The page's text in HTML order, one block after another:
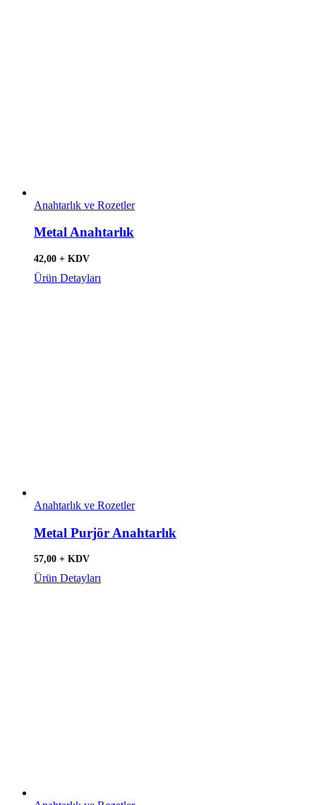
Anahtarlık ve Rozetler
Metal Anahtarlık
42,00 + KDV
Ürün Detayları
Anahtarlık ve Rozetler
Metal Purjör Anahtarlık
57,00 + KDV
Ürün Detayları